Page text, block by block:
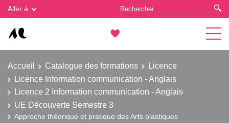
Aller à
Accueil Catalogue des formations
Licence
Licence Information communication - Anglais
Licence 2 Information communication - Anglais
UE Découverte Semestre 3
Approche théorique et pratique des Arts plastiques
Gestion des cookies